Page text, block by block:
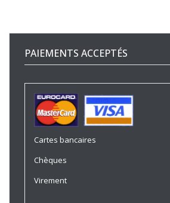
PAIEMENTS ACCEPTÉS
Cartes bancaires
Chèques
Virement